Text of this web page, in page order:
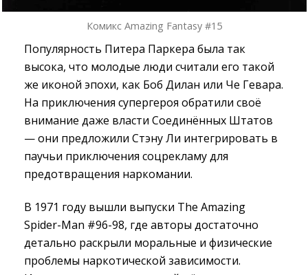
Комикс Amazing Fantasy #15
Популярность Питера Паркера была так
высока, что молодые люди считали его такой
же иконой эпохи, как Боб Дилан или Че Гевара.
На приключения супергероя обратили своё
внимание даже власти Соединённых Штатов
— они предложили Стэну Ли интегрировать в
паучьи приключения соцрекламу для
предотвращения наркомании.
В 1971 году вышли выпуски The Amazing
Spider-Man #96-98, где авторы достаточно
детально раскрыли моральные и физические
проблемы наркотической зависимости.